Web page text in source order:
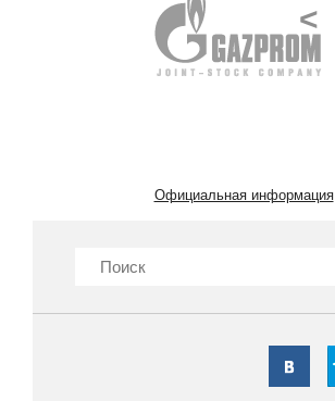
<
Официальная информация